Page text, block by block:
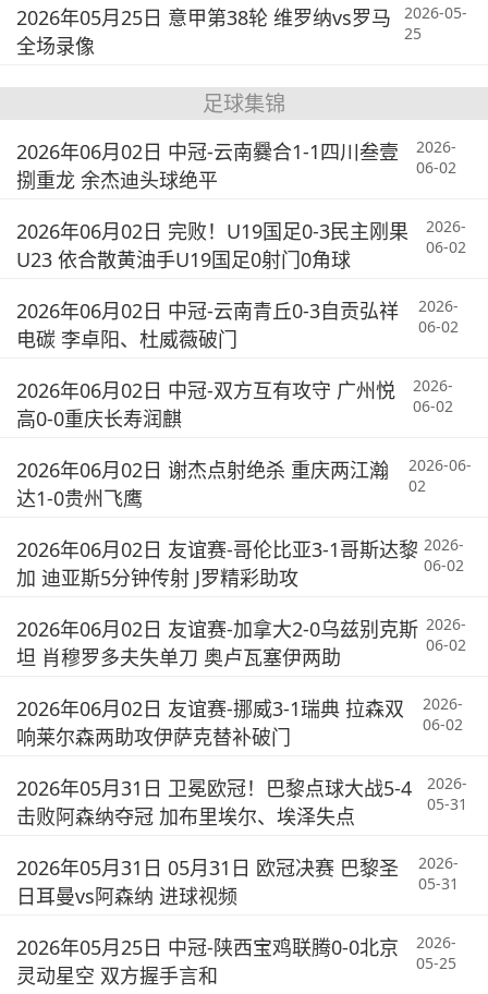
2026年05月25日 意甲第38轮 维罗纳vs罗马
全场录像
2026-05-
25
足球集锦
2026年06月02日 中冠-云南爨合1-1四川叁壹
捌重龙 余杰迪头球绝平
2026-
06-02
2026年06月02日 完败！U19国足0-3民主刚果
U23 依合散黄油手U19国足0射门0角球
2026-
06-02
2026年06月02日 中冠-云南青丘0-3自贡弘祥
电碳 李卓阳、杜威薇破门
2026-
06-02
2026年06月02日 中冠-双方互有攻守 广州悦
高0-0重庆长寿润麒
2026-
06-02
2026年06月02日 谢杰点射绝杀 重庆两江瀚
达1-0贵州飞鹰
2026-06-
02
2026年06月02日 友谊赛-哥伦比亚3-1哥斯达黎
加 迪亚斯5分钟传射 J罗精彩助攻
2026-
06-02
2026年06月02日 友谊赛-加拿大2-0乌兹别克斯
坦 肖穆罗多夫失单刀 奥卢瓦塞伊两助
2026-
06-02
2026年06月02日 友谊赛-挪威3-1瑞典 拉森双
响莱尔森两助攻伊萨克替补破门
2026-
06-02
2026年05月31日 卫冕欧冠！巴黎点球大战5-4
击败阿森纳夺冠 加布里埃尔、埃泽失点
2026-
05-31
2026年05月31日 05月31日 欧冠决赛 巴黎圣
日耳曼vs阿森纳 进球视频
2026-
05-31
2026年05月25日 中冠-陕西宝鸡联腾0-0北京
灵动星空 双方握手言和
2026-
05-25